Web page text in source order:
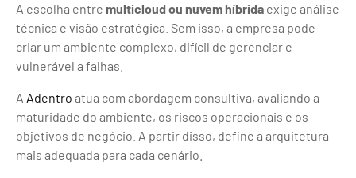
A escolha entre multicloud ou nuvem híbrida exige análise
técnica e visão estratégica. Sem isso, a empresa pode
criar um ambiente complexo, difícil de gerenciar e
vulnerável a falhas.
A Adentro atua com abordagem consultiva, avaliando a
maturidade do ambiente, os riscos operacionais e os
objetivos de negócio. A partir disso, define a arquitetura
mais adequada para cada cenário.